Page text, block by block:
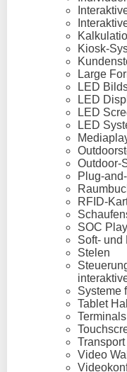
Kiosk-
Large
LED
LED
LED
LED
Outdoor-
Plug-
RFID-
SOC
Soft- und
Stelen
Systeme
Tablet
Terminals
Transport
Video Wall